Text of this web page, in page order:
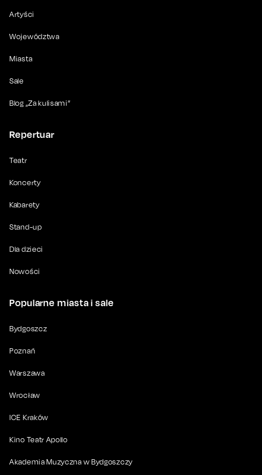
Artyści
Województwa
Miasta
Sale
Blog „Za kulisami”
Repertuar
Teatr
Koncerty
Kabarety
Stand-up
Dla dzieci
Nowości
Popularne miasta i sale
Bydgoszcz
Poznań
Warszawa
Wrocław
ICE Kraków
Kino Teatr Apollo
Akademia Muzyczna w Bydgoszczy